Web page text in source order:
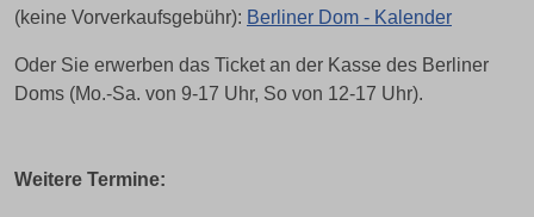
(keine Vorverkaufsgebühr): Berliner Dom - Kalender
Oder Sie erwerben das Ticket an der Kasse des Berliner
Doms (Mo.-Sa. von 9-17 Uhr, So von 12-17 Uhr).
Weitere Termine: